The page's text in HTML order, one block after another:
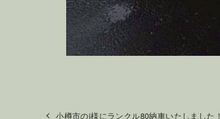
小樽市のi様にランクル80納車いたしました！